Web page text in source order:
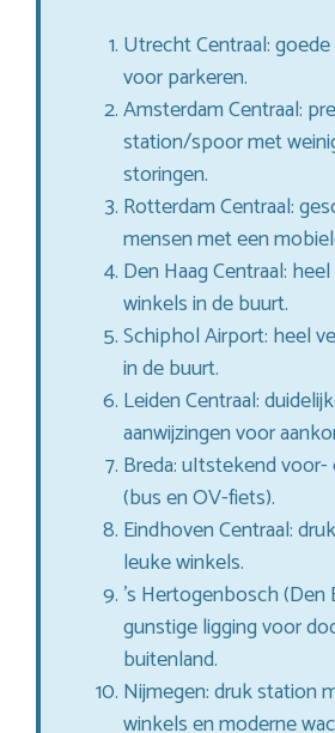
Utrecht Centraal:
voor parkeren.
Amsterdam Centraal:
station/spoor met
storingen.
Rotterdam Centraal:
mensen met een
Den Haag Centraal:
winkels in de buurt.
Schiphol Airport: heel
in de buurt.
Leiden Centraal:
aanwijzingen voor
Breda: uItstekend
(bus en OV-fiets).
Eindhoven Centraal:
leuke winkels.
’s Hertogenbosch (Den
gunstige ligging voor
buitenland.
Nijmegen: druk station
winkels en moderne